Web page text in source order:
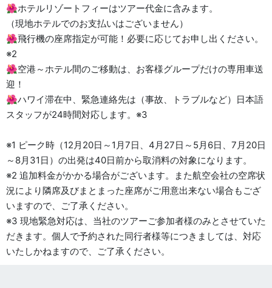
🌺ホテルリゾートフィーはツアー代金に含みます。
（現地ホテルでのお支払いはございません）
🌺飛行機の座席指定が可能！必要に応じてお申し出ください。
※2
🌺空港～ホテル間のご移動は、お客様グループだけの専用車送
迎！
🌺ハワイ滞在中、緊急連絡先は（事故、トラブルなど）日本語
スタッフが24時間対応します。※3
※1 ピーク時（12月20日～1月7日、4月27日～5月6日、7月20日
～8月31日）の出発は40日前から取消料の対象になります。
※2 追加料金がかかる場合がございます。また航空会社の空席状
況により隣席及びまとまった座席がご用意出来ない場合もござ
いますので、ご了承ください。
※3 現地緊急対応は、当社のツアーご参加者様のみとさせていた
だきます。個人で予約された同行者様等につきましては、対応
いたしかねますので、ご了承ください。